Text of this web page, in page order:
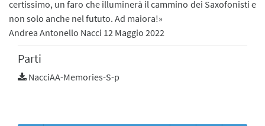
certissimo, un faro che illuminerà il cammino dei Saxofonisti e
non solo anche nel fututo. Ad maiora!»
Andrea Antonello Nacci 12 Maggio 2022
Parti
NacciAA-Memories-S-p